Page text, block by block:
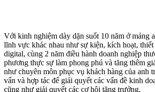
Với kinh nghiệm dày dặn suốt 10 năm ở mảng
lĩnh vực khác nhau như sự kiện, kích hoạt, thiết
digital, cùng 2 năm điều hành doanh nghiệp
phương thực sự làm phong phú và tăng thêm
như chuyên môn phục vụ khách hàng của anh
vấn và hợp tác để giải quyết các vấn đề kinh
cũng như giải quyết các cơ hội tăng trưởng.